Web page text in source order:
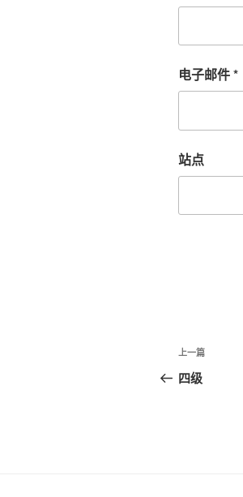
电子邮件*
站点
文
章
上
一
上一篇
四级